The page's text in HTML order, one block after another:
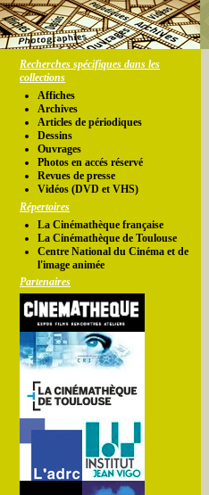
Recherches spécifiques dans les
collections
Affiches
Archives
Articles de périodiques
Dessins
Ouvrages
Photos en accés réservé
Revues de presse
Vidéos (DVD et VHS)
Répertoires
La Cinémathèque française
La Cinémathèque de Toulouse
Centre National du Cinéma et de
l'image animée
Partenaires